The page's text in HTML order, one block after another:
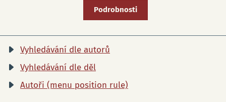
Podrobnosti
Vyhledávání dle autorů
Vyhledávání dle děl
Autoři (menu position rule)